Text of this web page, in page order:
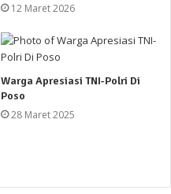
12 Maret 2026
Warga Apresiasi TNI-Polri Di
Poso
28 Maret 2025